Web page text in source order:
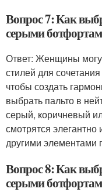
Вопрос 7: Как
серыми
Ответ: Женщины
стилей для
чтобы создать
выбрать пальто в
серый, коричневый
смотрятся элегантно
другими элементами
Вопрос 8: Как
серыми